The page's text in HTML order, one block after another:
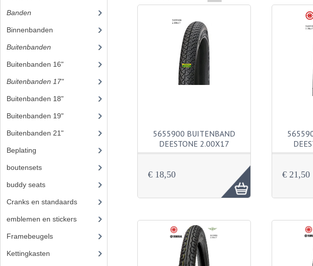
5655900 BUITENBAND
DEESTONE 2.00X17
€ 18,50 € 21,50
Banden
Binnenbanden
Buitenbanden
Buitenbanden 16"
Buitenbanden 17"(20)
Buitenbanden 18"
Buitenbanden 19"
Buitenbanden 21"
Beplating
boutensets
buddy seats
Cranks en standaards
emblemen en stickers
Framebeugels
Kettingkasten